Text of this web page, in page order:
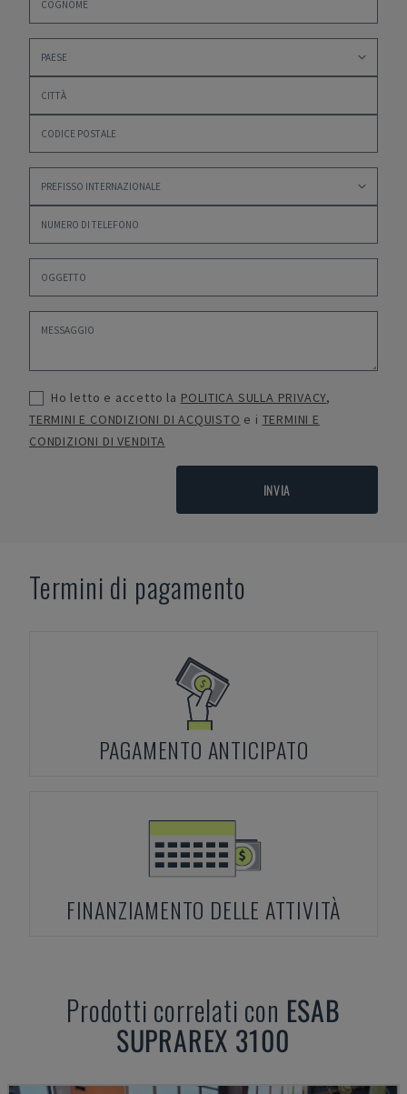
Ho letto e accetto la POLITICA SULLA PRIVACY,
TERMINI E CONDIZIONI DI ACQUISTO e i TERMINI E
CONDIZIONI DI VENDITA
INVIA
Termini di pagamento
PAGAMENTO ANTICIPATO
FINANZIAMENTO DELLE ATTIVITÀ
Prodotti correlati con ESAB
SUPRAREX 3100